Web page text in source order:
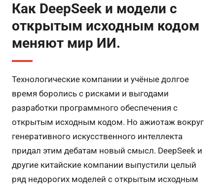
Как DeepSeek и модели с
открытым исходным кодом
меняют мир ИИ.
Технологические компании и учёные долгое
время боролись с рисками и выгодами
разработки программного обеспечения с
открытым исходным кодом. Но ажиотаж вокруг
генеративного искусственного интеллекта
придал этим дебатам новый смысл. DeepSeek и
другие китайские компании выпустили целый
ряд недорогих моделей с открытым исходным